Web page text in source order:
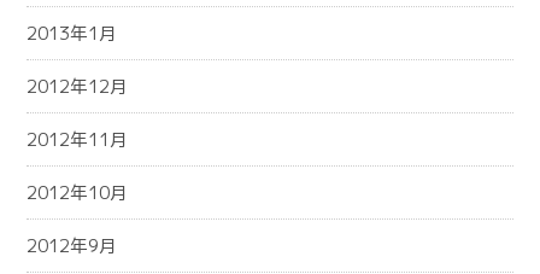
2013年1月
2012年12月
2012年11月
2012年10月
2012年9月